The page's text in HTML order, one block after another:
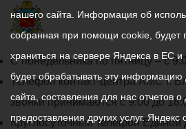
График
работы
администрации
местного
С понедельника по пятницу – с
Телефон контакт-центра АМС г.
звонки принимаются с 9:00 до
Круглосуточный телефон Единой
нашего сайта. Информация об
собранная при помощи cookie, будет
храниться на сервере Яндекса в ЕС
будет обрабатывать эту
сайта, составления для нас отчетов
предоставления других услуг.